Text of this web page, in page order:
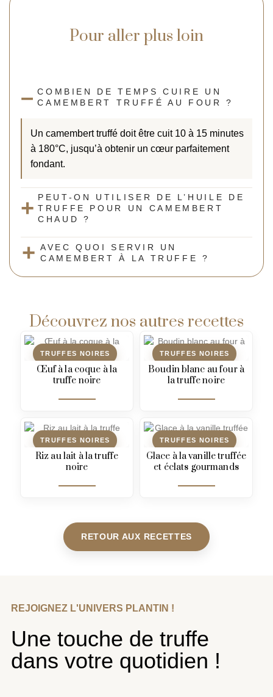
Pour aller plus loin
COMBIEN DE TEMPS CUIRE UN
CAMEMBERT TRUFFÉ AU FOUR ?
Un camembert truffé doit être cuit 10 à 15 minutes
à 180°C, jusqu’à obtenir un cœur parfaitement
fondant.
PEUT-ON UTILISER DE L’HUILE DE
TRUFFE POUR UN CAMEMBERT
CHAUD ?
AVEC QUOI SERVIR UN
CAMEMBERT À LA TRUFFE ?
Découvrez nos autres recettes
TRUFFES NOIRES
Œuf à la coque à la
truffe noire
TRUFFES NOIRES
Boudin blanc au four à
la truffe noire
TRUFFES NOIRES
Riz au lait à la truffe
noire
TRUFFES NOIRES
Glace à la vanille truffée
et éclats gourmands
RETOUR AUX RECETTES
REJOIGNEZ L'UNIVERS PLANTIN !
Une touche de truffe
dans votre quotidien !